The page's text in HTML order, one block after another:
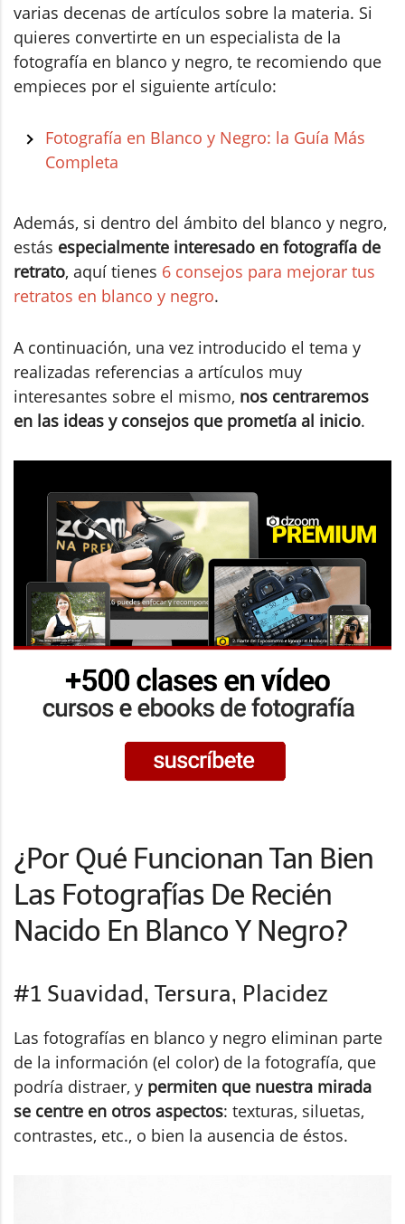
varias decenas de artículos sobre la materia. Si
quieres convertirte en un especialista de la
fotografía en blanco y negro, te recomiendo que
empieces por el siguiente artículo:
Fotografía en Blanco y Negro: la Guía Más
Completa
Además, si dentro del ámbito del blanco y negro,
estás especialmente interesado en fotografía de
retrato, aquí tienes 6 consejos para mejorar tus
retratos en blanco y negro.
A continuación, una vez introducido el tema y
realizadas referencias a artículos muy
interesantes sobre el mismo, nos centraremos
en las ideas y consejos que prometía al inicio.
¿Por Qué Funcionan Tan Bien
Las Fotografías De Recién
Nacido En Blanco Y Negro?
#1 Suavidad, Tersura, Placidez
Las fotografías en blanco y negro eliminan parte
de la información (el color) de la fotografía, que
podría distraer, y permiten que nuestra mirada
se centre en otros aspectos: texturas, siluetas,
contrastes, etc., o bien la ausencia de éstos.